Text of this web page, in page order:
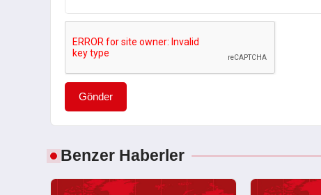
Gönder
Benzer Haberler